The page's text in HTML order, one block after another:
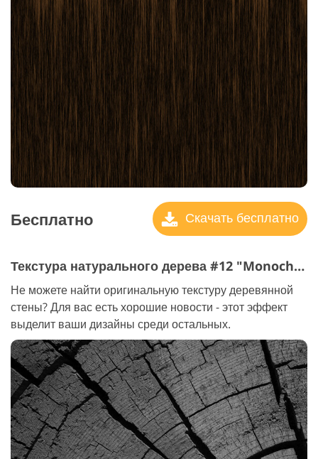
Бесплатно Скачать бесплатно
Текстура натурального дерева #12 "Monochrome"
Не можете найти оригинальную текстуру деревянной
стены? Для вас есть хорошие новости - этот эффект
выделит ваши дизайны среди остальных.